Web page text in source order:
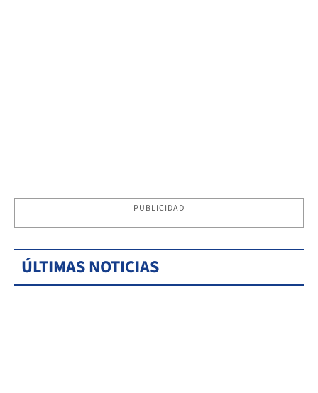
PUBLICIDAD
ÚLTIMAS NOTICIAS